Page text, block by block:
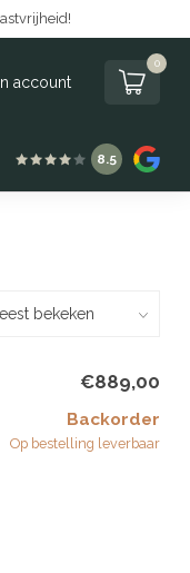
account
0
8.5
€889,00
Backorder
Op bestelling leverbaar